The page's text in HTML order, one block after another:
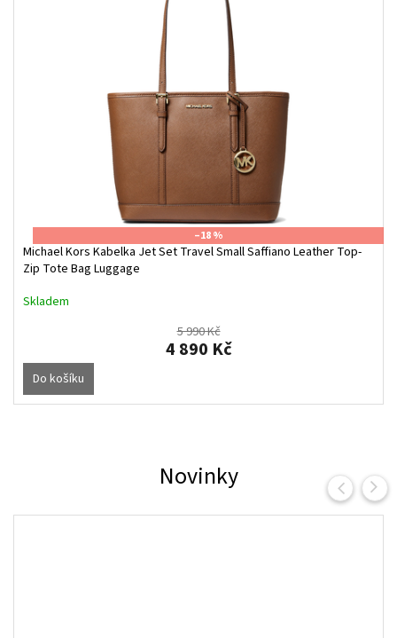
–18 %
Michael Kors Kabelka Jet Set Travel Small Saffiano Leather Top-
Zip Tote Bag Luggage
Skladem
5 990 Kč
4 890 Kč
Do košíku
Novinky